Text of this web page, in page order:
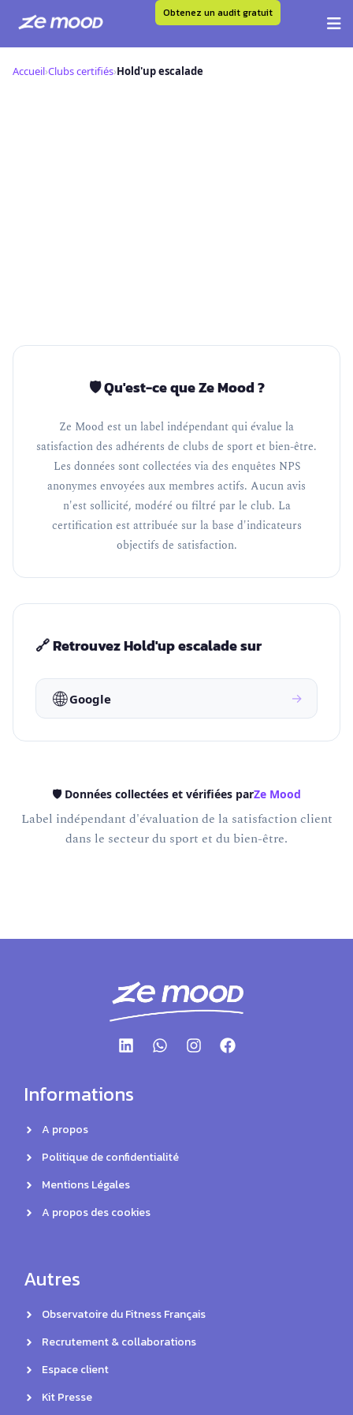
contenu
Obtenez un audit gratuit
Accueil›Clubs certifiés›Hold'up escalade
🛡️ Qu'est-ce que Ze Mood ?
Ze Mood est un label indépendant qui évalue la
satisfaction des adhérents de clubs de sport et bien-être.
Les données sont collectées via des enquêtes NPS
anonymes envoyées aux membres actifs. Aucun avis
n'est sollicité, modéré ou filtré par le club. La
certification est attribuée sur la base d'indicateurs
objectifs de satisfaction.
🔗 Retrouvez Hold'up escalade sur
🌐 Google →
🛡️ Données collectées et vérifiées parZe Mood
Label indépendant d'évaluation de la satisfaction client
dans le secteur du sport et du bien-être.
Informations
A propos
Politique de confidentialité
Mentions Légales
A propos des cookies
Autres
Observatoire du Fitness Français
Recrutement & collaborations
Espace client
Kit Presse